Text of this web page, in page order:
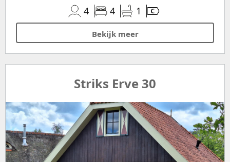
4
4 1
Bekijk meer
Striks Erve 30